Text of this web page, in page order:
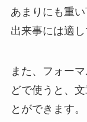
あまりにも重
出来事には適し
また、フォー
どで使うと、
とができます。